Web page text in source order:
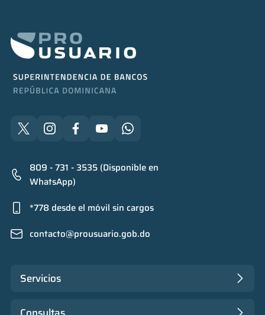
809 - 731 - 3535 (Disponible en
WhatsApp)
*778 desde el móvil sin cargos
contacto@prousuario.gob.do
Servicios